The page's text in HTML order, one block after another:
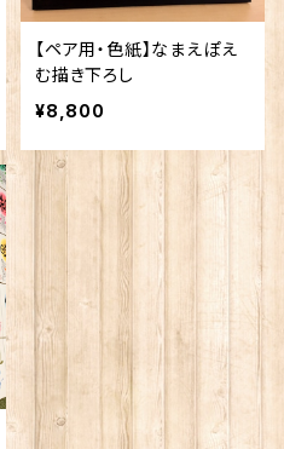
【ペア用・色紙】なまえぽえ
む描き下ろし
¥8,800